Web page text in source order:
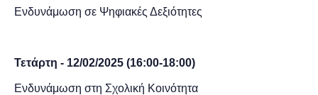
Ενδυνάμωση σε Ψηφιακές Δεξιότητες
Τετάρτη - 12/02/2025 (16:00-18:00)
Ενδυνάμωση στη Σχολική Κοινότητα